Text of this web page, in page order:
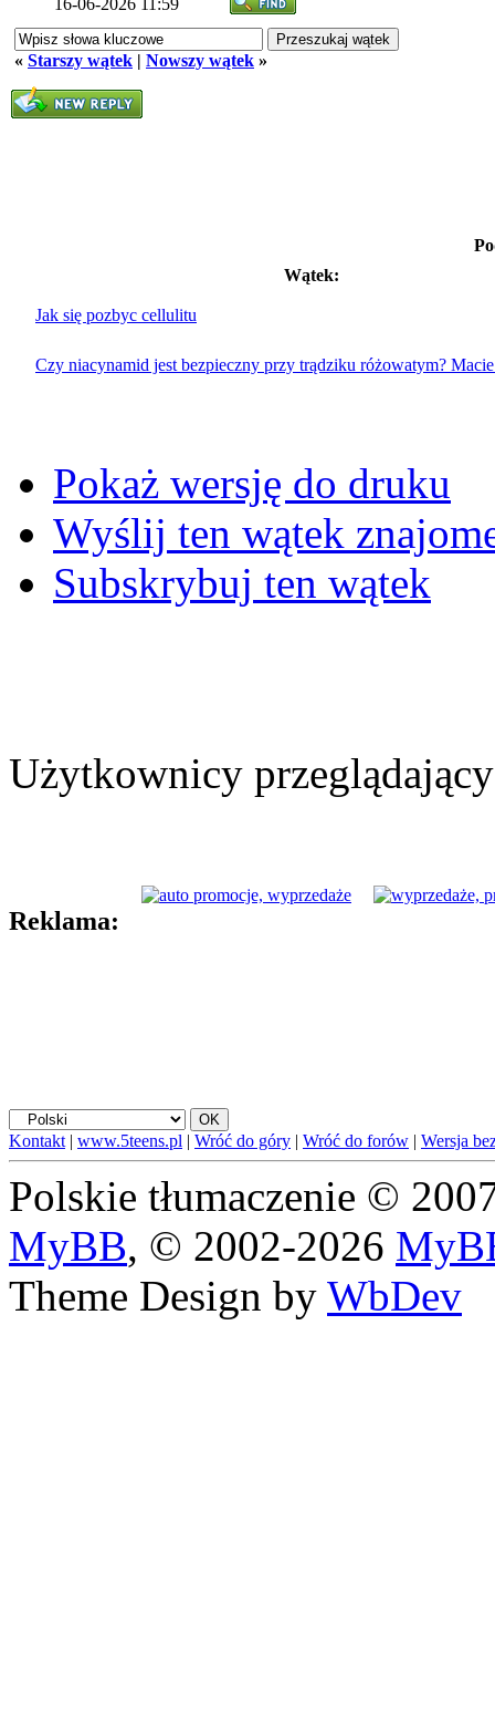
16-06-2026 11:59
« Starszy wątek | Nowszy wątek »
Wątek:
Jak się pozbyc cellulitu
Czy niacynamid jest bezpieczny przy trądziku różowatym?
Pokaż wersję do druku
Wyślij ten wątek
Subskrybuj ten wątek
Użytkownicy
Reklama:
Kontakt | www.5teens.pl | Wróć do góry | Wróć do forów | Wersja
Polskie tłumaczenie ©
MyBB, © 2002-2026
Theme Design by WbDev